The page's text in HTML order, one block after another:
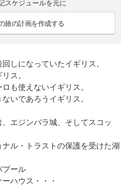
スケジュールを元に
旅の計画を作成する
しになっていたイギリス。
ス。
も使えないイギリス。
いであろうイギリス。
エジンバラ城、そしてスコッ
ル・トラストの保護を受けた湖
プール
ハウス・・・